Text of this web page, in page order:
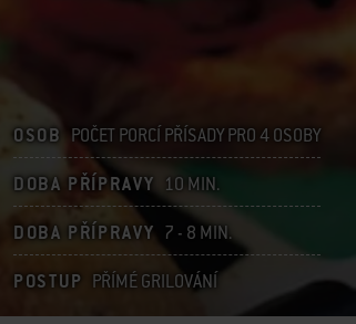
OSOB POČET PORCÍ PŘÍSADY PRO 4 OSOBY
DOBA PŘÍPRAVY 10 MIN.
DOBA PŘÍPRAVY 7 - 8 MIN.
POSTUP PŘÍMÉ GRILOVÁNÍ